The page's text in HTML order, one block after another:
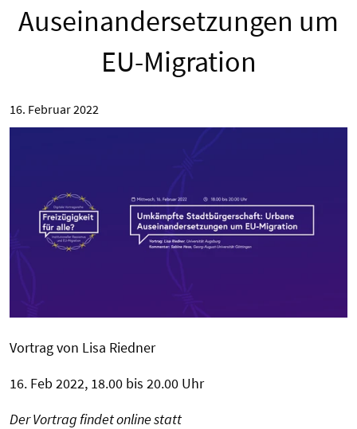
Auseinandersetzungen um
EU-Migration
16. Februar 2022
Vortrag von Lisa Riedner
16. Feb 2022, 18.00 bis 20.00 Uhr
Der Vortrag findet online statt